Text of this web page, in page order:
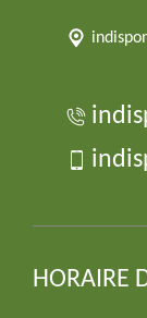
HORAIRE